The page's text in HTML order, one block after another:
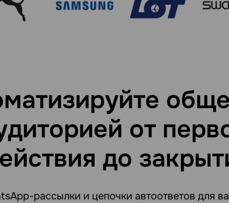
от
до
рассылки и цепочки автоответов для